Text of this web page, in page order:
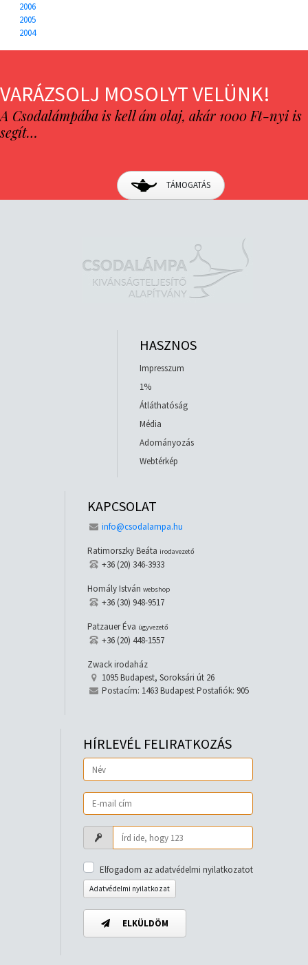
2006
2005
2004
VARÁZSOLJ MOSOLYT VELÜNK!
A Csodalámpába is kell ám olaj, akár 1000 Ft-nyi is
segít…
TÁMOGATÁS
HASZNOS
Impresszum
1%
Átláthatóság
Média
Adományozás
Webtérkép
KAPCSOLAT
info@csodalampa.hu
Ratimorszky Beáta irodavezető
+36 (20) 346-3933
Homály István webshop
+36 (30) 948-9517
Patzauer Éva ügyvezető
+36 (20) 448-1557
Zwack irodaház
1095 Budapest, Soroksári út 26
Postacím: 1463 Budapest Postafiók: 905
HÍRLEVÉL FELIRATKOZÁS
Elfogadom az adatvédelmi nyilatkozatot
Adatvédelmi nyilatkozat
ELKÜLDÖM